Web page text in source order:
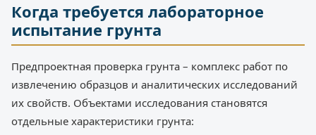
Когда требуется лабораторное
испытание грунта
Предпроектная проверка грунта – комплекс работ по
извлечению образцов и аналитических исследований
их свойств. Объектами исследования становятся
отдельные характеристики грунта: